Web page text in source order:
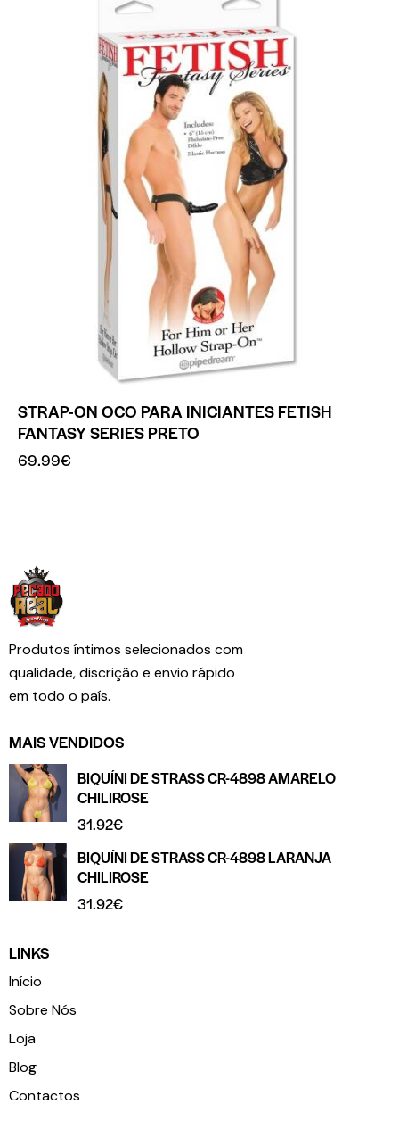
STRAP-ON OCO PARA INICIANTES FETISH
FANTASY SERIES PRETO
69.99€
Produtos íntimos selecionados com
qualidade, discrição e envio rápido
em todo o país.
MAIS VENDIDOS
BIQUÍNI DE STRASS CR-4898 AMARELO
CHILIROSE
31.92€
BIQUÍNI DE STRASS CR-4898 LARANJA
CHILIROSE
31.92€
LINKS
Início
Sobre Nós
Loja
Blog
Contactos